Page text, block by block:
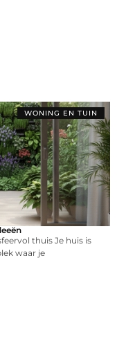
WONING EN TUIN
thuis Je huis is
waar je